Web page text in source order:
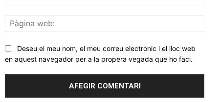
web:
Deseu el meu nom, el meu correu electrònic i el lloc web
en aquest navegador per a la propera vegada que ho faci.